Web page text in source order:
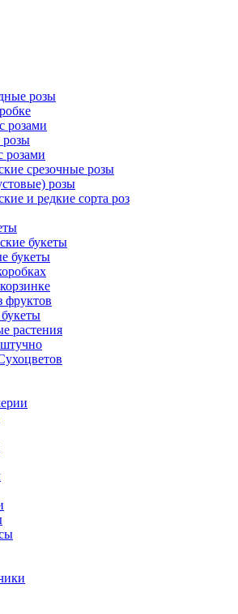
розы
розами
розы
розами
срезочные розы
розы
и редкие сорта роз
букеты
букеты
фруктов
растения